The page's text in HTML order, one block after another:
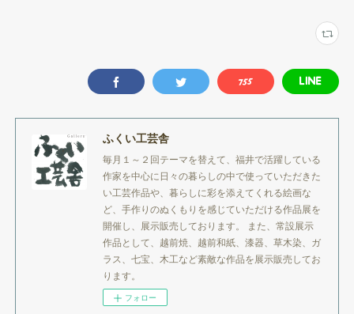
ふくい工芸舎
毎月１～２回テーマを替えて、福井で活躍している
作家を中心に日々の暮らしの中で使っていただきた
い工芸作品や、暮らしに彩を添えてくれる絵画な
ど、手作りのぬくもりを感じていただける作品展を
開催し、展示販売しております。 また、常設展示
作品として、越前焼、越前和紙、漆器、草木染、ガ
ラス、七宝、木工など素敵な作品を展示販売してお
ります。
フォロー